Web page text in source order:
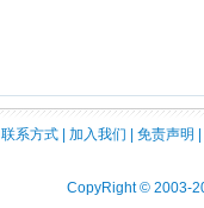
联系方式| 加入我们 免责声明
CopyRight © 2003-